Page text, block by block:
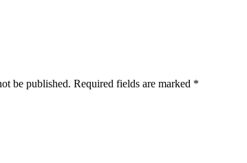
be published. Required fields are marked *